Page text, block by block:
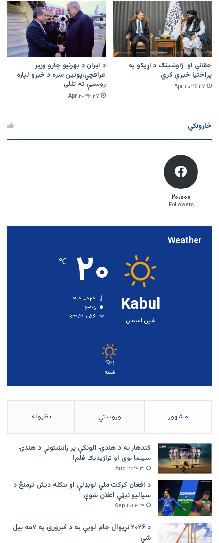
حقاني او ژاوشینګ د اړیکو په
پراختیا خبرې کړي
۲۷ Apr ۲۰۲۶
د ایران د بهرنیو چارو وزیر
عراقچي،پوتین سره د خبرو لپاره
روسیې ته تللی
۲۷ Apr ۲۰۲۶
څارونکي
۲۰،۰۰۰
Followers
Weather
Kabul
شین اسمان
۲۰ ℃
۶۳%
۰.۵۶ km/h
۲۱℃
شنبه
مشهور وروستي نظرونه
کندهار ته د هندۍ الوتکې پر راتښتونې د هندۍ
سینما نوی او تراژيديک فلم!
۳۱ Aug ۲۰۲۴
د افغان کرکت ملي لوبډلې او بنګله دیش ترمنځ د
سیالیو نیټې اعلان شوې
۲۹ Sep ۲۰۲۴
د ۲۰۲۶ نړیوال جام لوبې به د فبرورۍ په ۷مه پیل
شي